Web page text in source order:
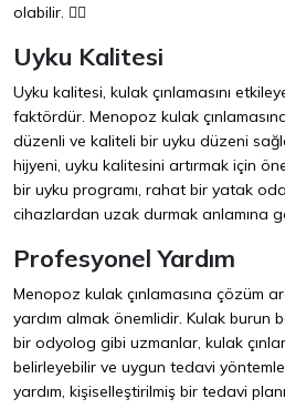
olabilir. 🧘‍♀️
Uyku Kalitesi
Uyku kalitesi, kulak çınlamasını
faktördür. Menopoz kulak
düzenli ve kaliteli bir uyku düzeni
hijyeni, uyku kalitesini artırmak için
bir uyku programı, rahat bir yatak
cihazlardan uzak durmak anlamına
Profesyonel Yardım
Menopoz kulak çınlamasına çözüm
yardım almak önemlidir. Kulak burun
bir odyolog gibi uzmanlar, kulak
belirleyebilir ve uygun tedavi
yardım, kişiselleştirilmiş bir tedavi